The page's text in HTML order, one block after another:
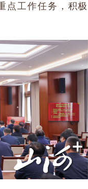
点工作任务，积极